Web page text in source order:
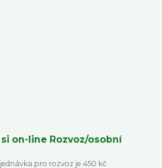
on-line Rozvoz/osobní
pro rozvoz je 450 kč